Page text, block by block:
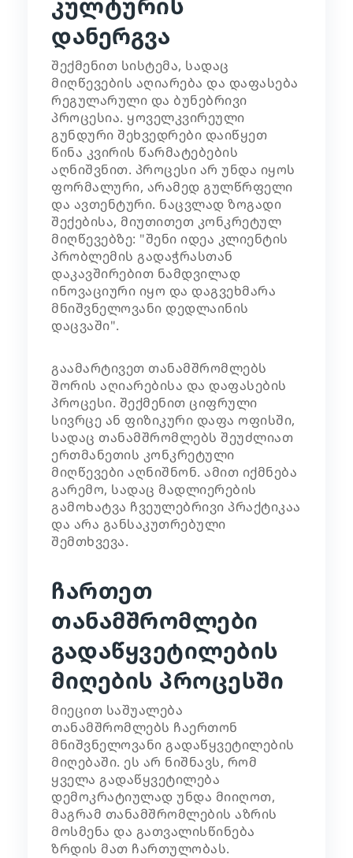
დანერგვა
შექმენით სისტემა, სადაც
მიღწევების აღიარება და დაფასება
რეგულარული და ბუნებრივი
პროცესია. ყოველკვირეული
გუნდური შეხვედრები დაიწყეთ
წინა კვირის წარმატებების
აღნიშვნით. პროცესი არ უნდა იყოს
ფორმალური, არამედ გულწრფელი
და ავთენტური. ნაცვლად ზოგადი
შექებისა, მიუთითეთ კონკრეტულ
მიღწევებზე: "შენი იდეა კლიენტის
პრობლემის გადაჭრასთან
დაკავშირებით ნამდვილად
ინოვაციური იყო და დაგვეხმარა
მნიშვნელოვანი დედლაინის
დაცვაში".
გაამარტივეთ თანამშრომლებს
შორის აღიარებისა და დაფასების
პროცესი. შექმენით ციფრული
სივრცე ან ფიზიკური დაფა ოფისში,
სადაც თანამშრომლებს შეუძლიათ
ერთმანეთის კონკრეტული
მიღწევები აღნიშნონ. ამით იქმნება
გარემო, სადაც მადლიერების
გამოხატვა ჩვეულებრივი პრაქტიკაა
და არა განსაკუთრებული
შემთხვევა.
ჩართეთ
თანამშრომლები
გადაწყვეტილების
მიღების პროცესში
მიეცით საშუალება
თანამშრომლებს ჩაერთონ
მნიშვნელოვანი გადაწყვეტილების
მიღებაში. ეს არ ნიშნავს, რომ
ყველა გადაწყვეტილება
დემოკრატიულად უნდა მიიღოთ,
მაგრამ თანამშრომლების აზრის
მოსმენა და გათვალისწინება
ზრდის მათ ჩართულობას.